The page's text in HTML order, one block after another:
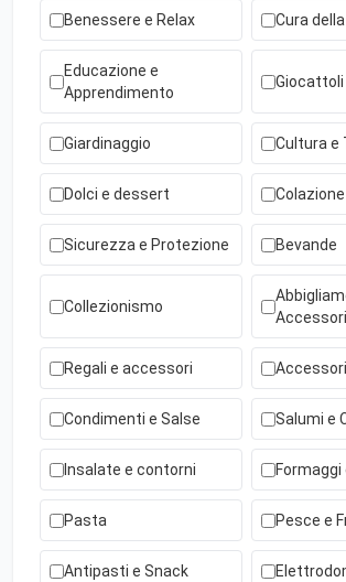
Benessere e Relax Cura
Educazione e
Apprendimento
Giocattoli
Giardinaggio Cultura e
Dolci e dessert
Sicurezza e Protezione Bevande
Collezionismo
Accessori
Regali e accessori Accessori
Condimenti e Salse Salumi e
Insalate e contorni
Pasta Pesce e
Antipasti e Snack